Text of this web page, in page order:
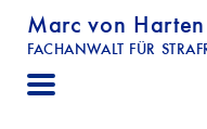
Marc von Harten
FACHANWALT FÜR
STRAFRECHT |